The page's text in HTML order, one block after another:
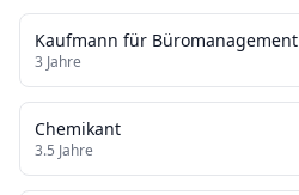
Kaufmann für Büromanagement
3 Jahre
Chemikant
3.5 Jahre